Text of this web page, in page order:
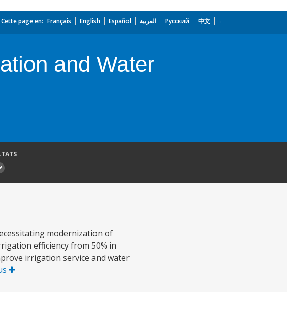
Cette page en: Français English Español العربية Русский 中文
and Water
modernization of
efficiency from 50% in
irrigation service and water